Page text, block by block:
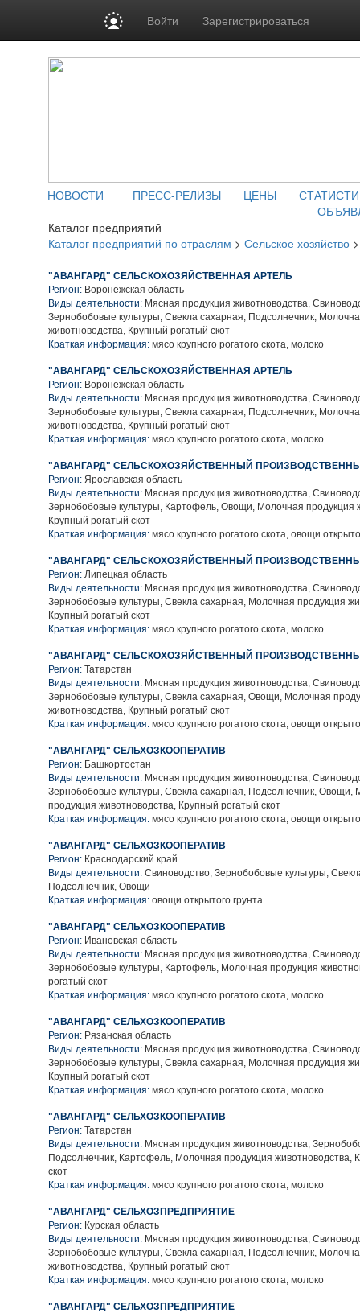
Войти Зарегистрироваться
НОВОСТИ ПРЕСС-РЕЛИЗЫ ЦЕНЫ
Каталог предприятий
Каталог предприятий по отраслям > Сельское хозяйство
"АВАНГАРД" СЕЛЬСКОХОЗЯЙСТВЕННАЯ АРТЕЛЬ
Регион: Воронежская область
Виды деятельности: Мясная продукция животноводства,
Зернобобовые культуры, Свекла сахарная, Подсолнечник,
животноводства, Крупный рогатый скот
Краткая информация: мясо крупного рогатого скота, молоко
"АВАНГАРД" СЕЛЬСКОХОЗЯЙСТВЕННАЯ АРТЕЛЬ
Регион: Воронежская область
Виды деятельности: Мясная продукция животноводства,
Зернобобовые культуры, Свекла сахарная, Подсолнечник,
животноводства, Крупный рогатый скот
Краткая информация: мясо крупного рогатого скота, молоко
"АВАНГАРД" СЕЛЬСКОХОЗЯЙСТВЕННЫЙ
Регион: Ярославская область
Виды деятельности: Мясная продукция животноводства,
Зернобобовые культуры, Картофель, Овощи, Молочная продукция
Крупный рогатый скот
Краткая информация: мясо крупного рогатого скота, овощи
"АВАНГАРД" СЕЛЬСКОХОЗЯЙСТВЕННЫЙ
Регион: Липецкая область
Виды деятельности: Мясная продукция животноводства,
Зернобобовые культуры, Свекла сахарная, Молочная продукция
Крупный рогатый скот
Краткая информация: мясо крупного рогатого скота, молоко
"АВАНГАРД" СЕЛЬСКОХОЗЯЙСТВЕННЫЙ
Регион: Татарстан
Виды деятельности: Мясная продукция животноводства,
Зернобобовые культуры, Свекла сахарная, Овощи, Молочная
животноводства, Крупный рогатый скот
Краткая информация: мясо крупного рогатого скота, овощи
"АВАНГАРД" СЕЛЬХОЗКООПЕРАТИВ
Регион: Башкортостан
Виды деятельности: Мясная продукция животноводства,
Зернобобовые культуры, Свекла сахарная, Подсолнечник, Овощи,
продукция животноводства, Крупный рогатый скот
Краткая информация: мясо крупного рогатого скота, овощи
"АВАНГАРД" СЕЛЬХОЗКООПЕРАТИВ
Регион: Краснодарский край
Виды деятельности: Свиноводство, Зернобобовые культуры,
Подсолнечник, Овощи
Краткая информация: овощи открытого грунта
"АВАНГАРД" СЕЛЬХОЗКООПЕРАТИВ
Регион: Ивановская область
Виды деятельности: Мясная продукция животноводства,
Зернобобовые культуры, Картофель, Молочная продукция
рогатый скот
Краткая информация: мясо крупного рогатого скота, молоко
"АВАНГАРД" СЕЛЬХОЗКООПЕРАТИВ
Регион: Рязанская область
Виды деятельности: Мясная продукция животноводства,
Зернобобовые культуры, Свекла сахарная, Молочная продукция
Крупный рогатый скот
Краткая информация: мясо крупного рогатого скота, молоко
"АВАНГАРД" СЕЛЬХОЗКООПЕРАТИВ
Регион: Татарстан
Виды деятельности: Мясная продукция животноводства,
Подсолнечник, Картофель, Молочная продукция животноводства,
скот
Краткая информация: мясо крупного рогатого скота, молоко
"АВАНГАРД" СЕЛЬХОЗПРЕДПРИЯТИЕ
Регион: Курская область
Виды деятельности: Мясная продукция животноводства,
Зернобобовые культуры, Свекла сахарная, Подсолнечник,
животноводства, Крупный рогатый скот
Краткая информация: мясо крупного рогатого скота, молоко
"АВАНГАРД" СЕЛЬХОЗПРЕДПРИЯТИЕ